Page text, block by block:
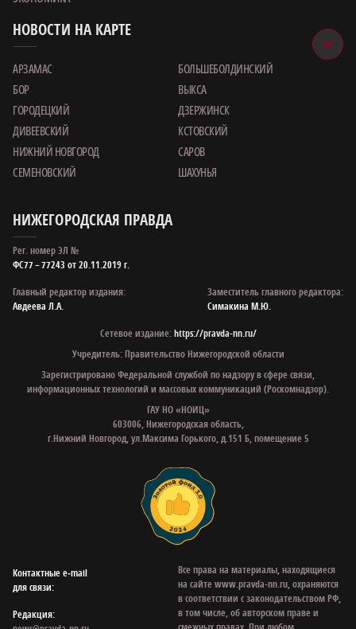
НОВОСТИ НА КАРТЕ
АРЗАМАС
БОЛЬШЕБОЛДИНСКИЙ
БОР
ВЫКСА
ГОРОДЕЦКИЙ
ДЗЕРЖИНСК
ДИВЕЕВСКИЙ
КСТОВСКИЙ
НИЖНИЙ НОВГОРОД
САРОВ
СЕМЕНОВСКИЙ
ШАХУНЬЯ
НИЖЕГОРОДСКАЯ ПРАВДА
Рег. номер ЭЛ №
ФС77 – 77243 от 20.11.2019 г.
Главный редактор издания:
Авдеева Л.А.
Заместитель главного редактора:
Симакина М.Ю.
Сетевое издание:https://pravda-nn.ru/
Учредитель: Правительство Нижегородской области
Зарегистрировано Федеральной службой по надзору в сфере связи,
информационных технологий и массовых коммуникаций (Роскомнадзор).
ГАУ НО «НОИЦ»
603006, Нижегородская область,
г.Нижний Новгород, ул.Максима Горького, д.151 Б, помещение 5
Контактные e‑mail
для связи:
Редакция:
Все права на материалы, находящиеся
на сайте www.pravda-nn.ru, охраняются
в соответствии с законодательством РФ,
в том числе, об авторском праве и